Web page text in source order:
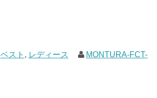
ベスト , レディース
MONTURA-FCT-